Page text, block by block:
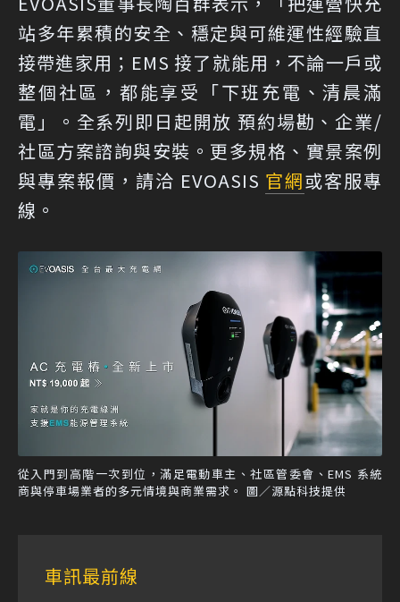
站多年累積的安全、穩定與可維運性經驗直
接帶進家用；EMS 接了就能用，不論一戶或
整個社區，都能享受「下班充電、清晨滿
電」。全系列即日起開放 預約場勘、企業/
社區方案諮詢與安裝。更多規格、實景案例
與專案報價，請洽 EVOASIS 官網或客服專
線。
從入門到高階一次到位，滿足電動車主、社區管委會、EMS 系統
商與停車場業者的多元情境與商業需求。 圖／源點科技提供
車訊最前線